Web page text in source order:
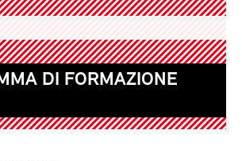
DI FORMAZIONE